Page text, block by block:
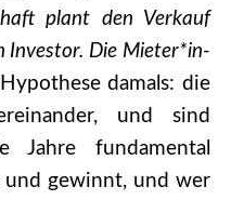
plant den Verkauf
Investor. Die Mie­te­r*in­
damals: die
und sind
Jahre fundamental
und gewinnt, und wer